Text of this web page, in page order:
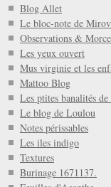
Blog Allet
Le bloc-note de
Observations &
Les yeux ouvert
Mus virginie et les
Mattoo Blog
Les ptites banalités de
Le blog de Loulou
Notes périssables
Les iles indigo
Textures
Burinage 1671137.